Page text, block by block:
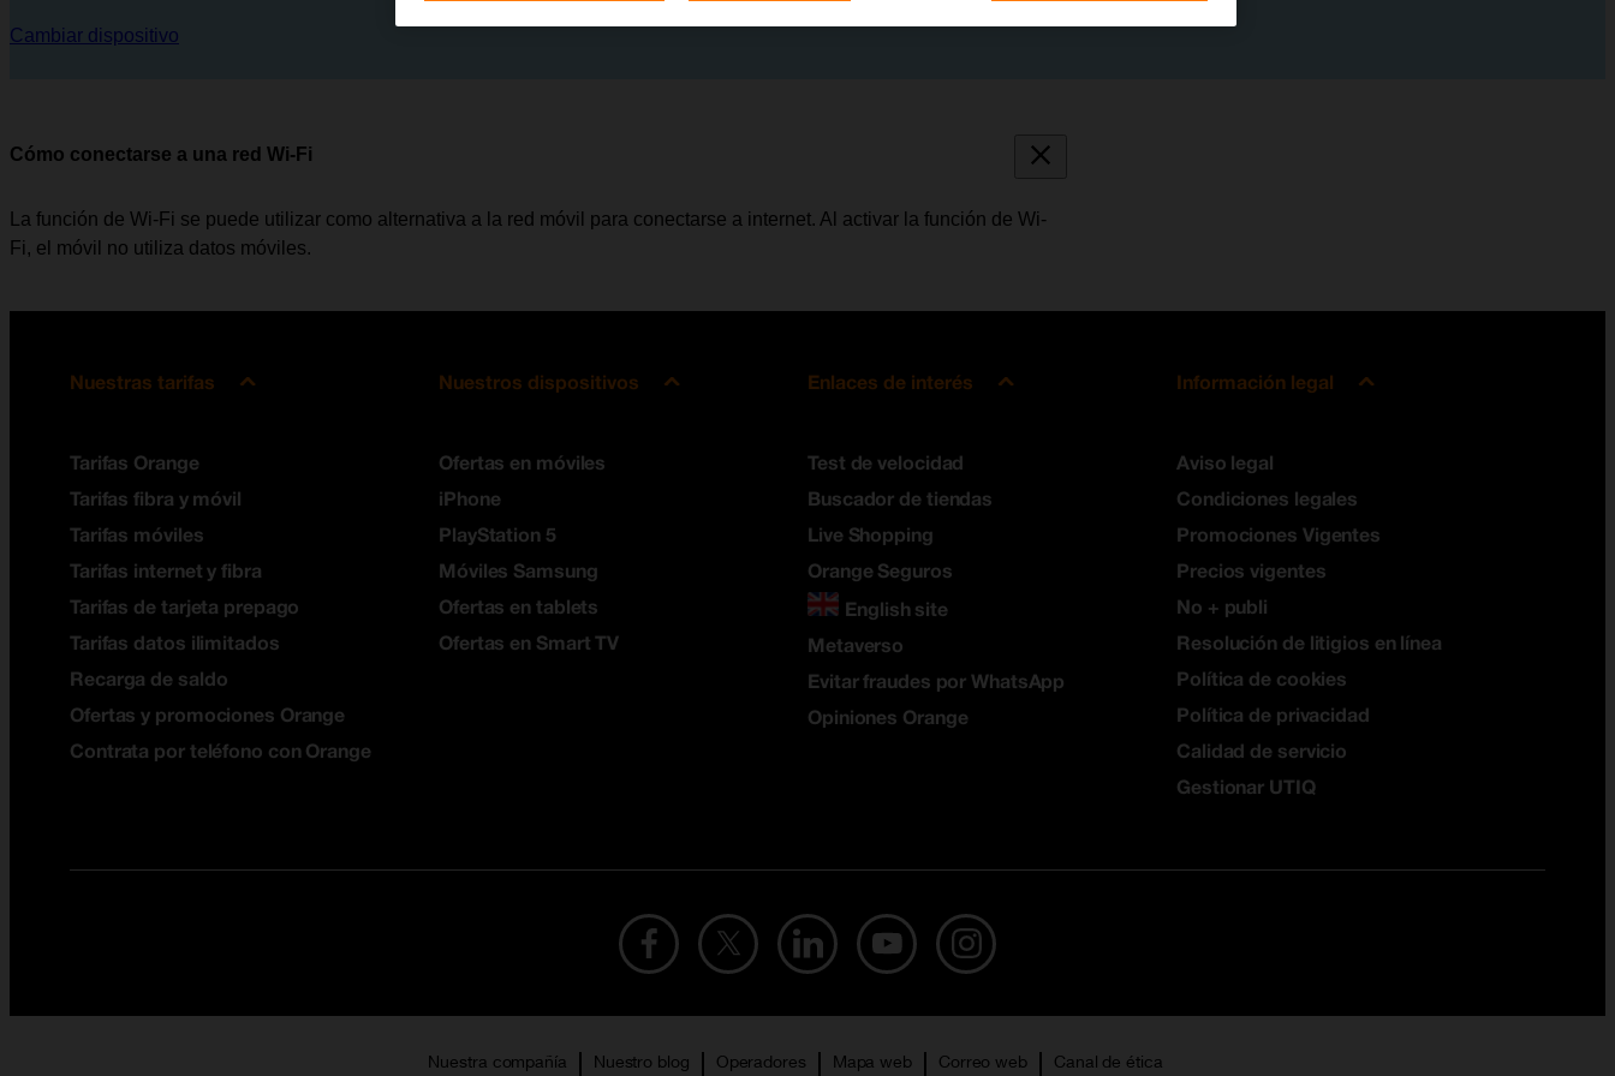
Cambiar dispositivo
Cómo conectarse a una red Wi-Fi
La función de Wi-Fi se puede utilizar como alternativa a la red móvil para conectarse a internet. Al activar la función de Wi-
Fi, el móvil no utiliza datos móviles.
Nuestras tarifas
Tarifas Orange
Tarifas fibra y móvil
Tarifas móviles
Tarifas internet y fibra
Tarifas de tarjeta prepago
Tarifas datos ilimitados
Recarga de saldo
Ofertas y promociones Orange
Contrata por teléfono con Orange
Nuestros dispositivos
Ofertas en móviles
iPhone
PlayStation 5
Móviles Samsung
Ofertas en tablets
Ofertas en Smart TV
Enlaces de interés
Test de velocidad
Buscador de tiendas
Live Shopping
Orange Seguros
English site
Metaverso
Evitar fraudes por WhatsApp
Opiniones Orange
Información legal
Aviso legal
Condiciones legales
Promociones Vigentes
Precios vigentes
No + publi
Resolución de litigios en línea
Política de cookies
Política de privacidad
Calidad de servicio
Gestionar UTIQ
Nuestra compañía Nuestro blog Operadores Mapa web Correo web Canal de ética